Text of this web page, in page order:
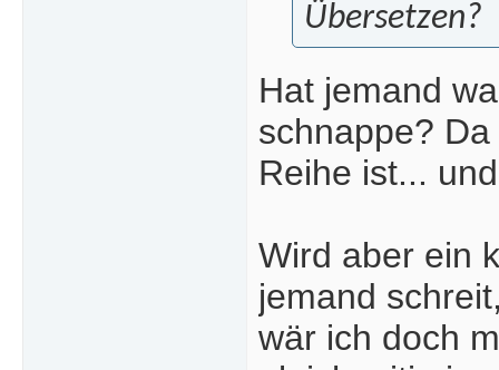
Übersetzen?
Hat jemand
schnappe?
Reihe ist...
Wird aber ein
jemand
wär ich doch